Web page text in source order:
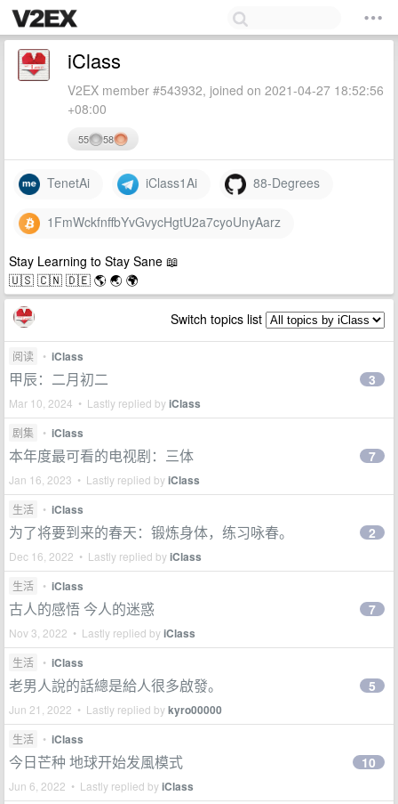
iClass
V2EX member #543932, joined on 2021-04-27 18:52:56
+08:00
55 58
TenetAi iClass1Ai 88-Degrees
1FmWckfnffbYvGvycHgtU2a7cyoUnyAarz
Stay Learning to Stay Sane 📖
🇺🇸 🇨🇳 🇩🇪 🌎 🌏​​ 🌍​
Switch topics list
阅读 • iClass
甲辰：二月初二
Mar 10, 2024 • Lastly replied byiClass
3
剧集 • iClass
本年度最可看的电视剧：三体
Jan 16, 2023 • Lastly replied byiClass
7
生活 • iClass
为了将要到来的春天：锻炼身体，练习咏春。
Dec 16, 2022 • Lastly replied byiClass
2
生活 • iClass
古人的感悟 今人的迷惑
Nov 3, 2022 • Lastly replied byiClass
7
生活 • iClass
老男人說的話總是給人很多啟發。
Jun 21, 2022 • Lastly replied bykyro00000
5
生活 • iClass
今日芒种 地球开始发風模式
Jun 6, 2022 • Lastly replied byiClass
10